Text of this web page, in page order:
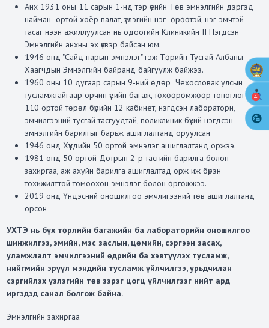
Анх 1931 оны 11 сарын 1-нд тэр үеийн Төв эмнэлгийн дэргэд
найман ортой хоёр палат, үзлэгийн нэг өрөөтэй, нэг эмчтэй
тасаг нээн ажиллуулсан нь одоогийн Клиникийн II Нэгдсэн
Эмнэлгийн анхны эх үүсвэр байсан юм.
1946 онд "Сайд нарын эмнэлэг" гэж Төрийн Тусгай Албаны
Хаагчдын Эмнэлгийн байранд байгуулж байжээ.
1960 оны 10 дугаар сарын 9-ний өдөр Чехословак улсын
тусламжтайгаар орчин үеийн багаж, төхөөрөмжөөр тоноглогдсон
110 ортой төрөл бүрийн 12 кабинет, нэгдсэн лаборатори,
эмчилгээний тусгай тасгуудтай, поликлиник бүхий нэгдсэн
эмнэлгийн барилгыг барьж ашиглалтанд оруулсан
1946 онд Хүүхдийн 50 ортой эмнэлэг ашиглалтанд оржээ.
1981 онд 50 ортой Дотрын 2-р тасгийн барилга болон
захиргаа, аж ахуйн барилга ашиглалтад орж иж бүрэн
тохижилттой томоохон эмнэлэг болон өргөжжээ.
2019 онд Үндэсний оношилгоо эмчлигээний төв ашиглалтанд
орсон
УХТЭ нь бүх төрлийн багажийн ба лабораторийн оношилгоо
шинжилгээ, эмийн, мэс заслын, цөмийн, сэргээн засах,
уламжлалт эмчилгээний өдрийн ба хэвтүүлэх тусламж,
нийгмийн эрүүл мэндийн тусламж үйлчилгээ, урьдчилан
сэргийлэх үзлэгийн төв зэрэг цогц үйлчилгээг нийт ард
иргэдэд санал болгож байна.
Эмнэлгийн захиргаа
4